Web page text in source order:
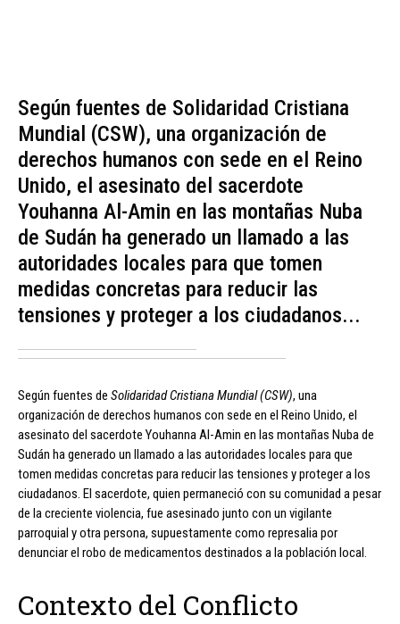
Según fuentes de Solidaridad Cristiana
Mundial (CSW), una organización de
derechos humanos con sede en el Reino
Unido, el asesinato del sacerdote
Youhanna Al-Amin en las montañas Nuba
de Sudán ha generado un llamado a las
autoridades locales para que tomen
medidas concretas para reducir las
tensiones y proteger a los ciudadanos...
Según fuentes de Solidaridad Cristiana Mundial (CSW), una
organización de derechos humanos con sede en el Reino Unido, el
asesinato del sacerdote Youhanna Al-Amin en las montañas Nuba de
Sudán ha generado un llamado a las autoridades locales para que
tomen medidas concretas para reducir las tensiones y proteger a los
ciudadanos. El sacerdote, quien permaneció con su comunidad a pesar
de la creciente violencia, fue asesinado junto con un vigilante
parroquial y otra persona, supuestamente como represalia por
denunciar el robo de medicamentos destinados a la población local.
Contexto del Conflicto